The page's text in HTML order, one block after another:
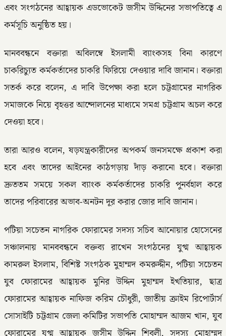
এবং সংগঠনের আহ্বায়ক এডভোকেট জসীম উদ্দিনের সভাপতিত্বে এ
কর্মসূচি অনুষ্ঠিত হয়।
মানববন্ধনে বক্তারা অবিলম্বে ইসলামী ব্যাংকসহ বিনা কারণে
চাকরিচ্যুত কর্মকর্তাদের চাকরি ফিরিয়ে দেওয়ার দাবি জানান। বক্তারা
সতর্ক করে বলেন, এ দাবি উপেক্ষা করা হলে চট্টগ্রামের নাগরিক
সমাজকে নিয়ে বৃহত্তর আন্দোলনের মাধ্যমে সমগ্র চট্টগ্রাম অচল করে
দেওয়া হবে।
তারা আরও বলেন, ষড়যন্ত্রকারীদের অপকর্ম জনসমক্ষে প্রকাশ করা
হবে এবং তাদের আইনের কাঠগড়ায় দাঁড় করানো হবে। বক্তারা
দ্রুততম সময়ে সকল ব্যাংক কর্মকর্তাদের চাকরি পুনর্বহাল করে
তাদের পরিবারের অভাব-অনটন দূর করার জোর দাবি জানান।
পটিয়া সচেতন নাগরিক ফোরামের সদস্য সচিব আনোয়ার হোসেনের
সঞ্চালনায় মানববন্ধনে বক্তব্য রাখেন সংগঠনের যুগ্ম আহ্বায়ক
কামরুল ইসলাম, বিশিষ্ট সংগঠক মুহাম্মদ কমরুদ্দীন, পটিয়া সচেতন
যুব ফোরামের আহ্বায়ক মুনির উদ্দিন মুহাম্মদ ইখতিয়ার, ছাত্র
ফোরামের আহ্বায়ক নাফিজ করিম চৌধুরী, জাতীয় ক্রাইম রিপোর্টার্স
সোসাইটি চট্টগ্রাম জেলা কমিটির সভাপতি মোহাম্মদ আজম খান, যুব